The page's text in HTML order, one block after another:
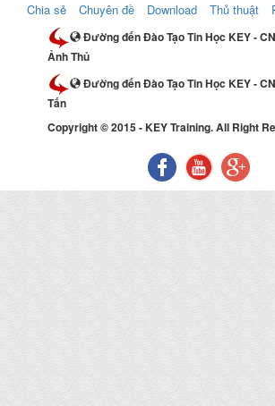
Chia sẻ Chuyên đề Download Thủ thuật
Đường đến Đào Tạo Tin Học KEY -
Ảnh Thủ
Đường đến Đào Tạo Tin Học KEY -
Tấn
Copyright © 2015 - KEY Training. All Right